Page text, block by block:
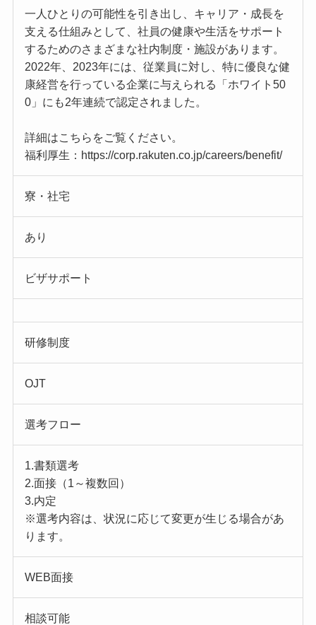
一人ひとりの可能性を引き出し、キャリア・成長を
支える仕組みとして、社員の健康や生活をサポート
するためのさまざまな社内制度・施設があります。
2022年、2023年には、従業員に対し、特に優良な健
康経営を行っている企業に与えられる「ホワイト50
0」にも2年連続で認定されました。
詳細はこちらをご覧ください。
福利厚生：https://corp.rakuten.co.jp/careers/benefit/
寮・社宅
あり
ビザサポート
研修制度
OJT
選考フロー
1.書類選考
2.面接（1～複数回）
3.内定
※選考内容は、状況に応じて変更が生じる場合があ
ります。
WEB面接
相談可能